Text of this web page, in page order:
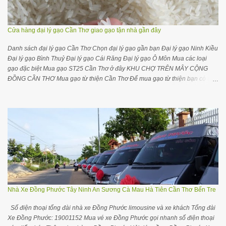
11: 18h40 (BX Kim Sơn) Chú ý : Quý khách vui lòng liên hệ số 0911627272
hoặc 0985227272 để được hỗ trợ chỉ đường vào văn phòng ( SỐ 11, NGÕ
70, ĐƯỜNG NGUYỄN HOÀNG...
Cửa hàng đại lý gạo Cần Thơ giao gạo tận nhà gần đây
Danh sách đại lý gạo Cần Thơ Chọn đại lý gạo gần bạn Đại lý gạo Ninh Kiều
Đại lý gạo Bình Thuỷ Đại lý gạo Cái Răng Đại lý gạo Ô Môn Mua các loại
gạo đặc biệt Mua gạo ST25 Cần Thơ ở đây KHU CHỢ TRÊN MÂY CỘNG
ĐỒNG CẦN THƠ Mua gạo từ thiện Cần Thơ Để mua gạo từ thiện bạn có thể
buôn đại lý gạo Cần Thơ trên Facebook Các yêu cầu điều chỉnh cập nhật
thông tin, bổ sung thông tin các nhà cung cấp gạo Cần Thơ quý bạn vui lòng
để lại comment hơặc gửi trên Groups cộng đồng Khám phá đại lý gạo ở các
vùng miền Đại lý gạo ở tại TPHCM Đại lý gạo ở tại Hà Nội Đại lý gạo Quảng
Ninh Đại lý gạo Đà Nẵng Đại lý gạo Hải Phòng Mua gạo ST25 tại Cần Thơ
Để mua gạo ST25 tại Cần Thơ bạn hãy liên hệ Cửa hàng đặc sản ĐBSCL
Số 52 đường Trần Việt Châu, quận Ninh Kiều, TP Cần Thơ. Số 67-69 Đinh
Tiên Hoàng, quận Ninh Kiều, TP Cần Thơ. Cửa hàng gạo Đ...
Nhà Xe Đồng Phước Tây Ninh An Sương Cà Mau Hà Tiên Cần Thơ Bến Tre
Số điện thoại tổng đài nhà xe Đồng Phước limousine và xe khách Tổng đài
Xe Đồng Phước: 19001152 Mua vé xe Đồng Phước gọi nhanh số điện thoại